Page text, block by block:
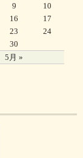
5月 »
9
10
16
17
23
24
30